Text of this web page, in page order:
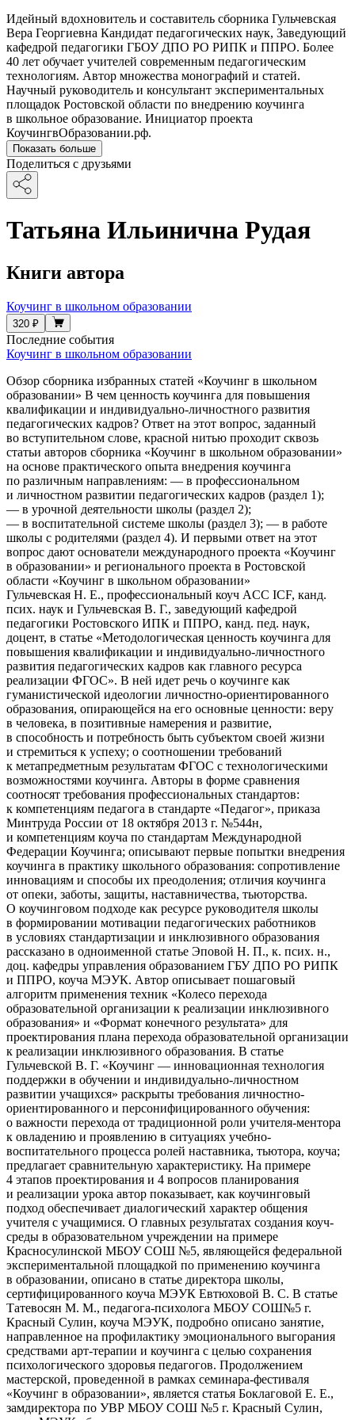
Идейный вдохновитель и составитель сборника Гульчевская
Вера Георгиевна Кандидат педагогических наук, Заведующий
кафедрой педагогики ГБОУ ДПО РО РИПК и ППРО. Более
40 лет обучает учителей современным педагогическим
технологиям. Автор множества монографий и статей.
Научный руководитель и консультант экспериментальных
площадок Ростовской области по внедрению коучинга
в школьное образование. Инициатор проекта
КоучингвОбразовании.рф.
Показать больше
Поделиться с друзьями
Татьяна Ильинична Рудая
Книги автора
Коучинг в школьном образовании
320 ₽
Последние события
Коучинг в школьном образовании
Обзор сборника избранных статей «Коучинг в школьном образовании» В чем ценность коучинга для повышения квалификации и индивидуально-личностного развития педагогических кадров? Ответ на этот вопрос, заданный во вступительном слове, красной нитью проходит сквозь статьи авторов сборника «Коучинг в школьном образовании» на основе практического опыта внедрения коучинга по различным направлениям: — в профессиональном и личностном развитии педагогических кадров (раздел 1); — в урочной деятельности школы (раздел 2); — в воспитательной системе школы (раздел 3); — в работе школы с родителями (раздел 4). И первыми ответ на этот вопрос дают основатели международного проекта «Коучинг в образовании» и регионального проекта в Ростовской области «Коучинг в школьном образовании» Гульчевская Н. Е., профессиональный коуч ACC ICF, канд. псих. наук и Гульчевская В. Г., заведующий кафедрой педагогики Ростовского ИПК и ППРО, канд. пед. наук, доцент, в статье «Методологическая ценность коучинга для повышения квалификации и индивидуально-личностного развития педагогических кадров как главного ресурса реализации ФГОС». В ней идет речь о коучинге как гуманистической идеологии личностно-ориентированного образования, опирающейся на его основные ценности: веру в человека, в позитивные намерения и развитие, в способность и потребность быть субъектом своей жизни и стремиться к успеху; о соотношении требований к метапредметным результатам ФГОС с технологическими возможностями коучинга. Авторы в форме сравнения соотносят требования профессиональных стандартов: к компетенциям педагога в стандарте «Педагог», приказа Минтруда России от 18 октября 2013 г. №544н, и компетенциям коуча по стандартам Международной Федерации Коучинга; описывают первые попытки внедрения коучинга в практику школьного образования: сопротивление инновациям и способы их преодоления; отличия коучинга от опеки, заботы, защиты, наставничества, тьюторства. О коучинговом подходе как ресурсе руководителя школы в формировании мотивации педагогических работников в условиях стандартизации и инклюзивного образования рассказано в одноименной статье Эповой Н. П., к. псих. н., доц. кафедры управления образованием ГБУ ДПО РО РИПК и ППРО, коуча МЭУК. Автор описывает пошаговый алгоритм применения техник «Колесо перехода образовательной организации к реализации инклюзивного образования» и «Формат конечного результата» для проектирования плана перехода образовательной организации к реализации инклюзивного образования. В статье Гульчевской В. Г. «Коучинг — инновационная технология поддержки в обучении и индивидуально-личностном развитии учащихся» раскрыты требования личностно-ориентированного и персонифицированного обучения: о важности перехода от традиционной роли учителя-ментора к овладению и проявлению в ситуациях учебно-воспитательного процесса ролей наставника, тьютора, коуча; предлагает сравнительную характеристику. На примере 4 этапов проектирования и 4 вопросов планирования и реализации урока автор показывает, как коучинговый подход обеспечивает диалогический характер общения учителя с учащимися. О главных результатах создания коуч-среды в образовательном учреждении на примере Красносулинской МБОУ СОШ №5, являющейся федеральной экспериментальной площадкой по применению коучинга в образовании, описано в статье директора школы, сертифицированного коуча МЭУК Евтюховой В. С. В статье Татевосян М. М., педагога-психолога МБОУ СОШ№5 г. Красный Сулин, коуча МЭУК, подробно описано занятие, направленное на профилактику эмоционального выгорания средствами арт-терапии и коучинга с целью сохранения психологического здоровья педагогов. Продолжением мастерской, проведенной в рамках семинара-фестиваля «Коучинг в образовании», является статья Боклаговой Е. Е., замдиректора по УВР МБОУ СОШ №5 г. Красный Сулин, коуча МЭУК об использовании интерактивного навигатора для работы с обучающимися разных образовательных потребностей. Навигатор создан и апробирован на базе школы, представлен на сайте «Коучинг в образовании» http://coachingineducation.ru/tezisy-vystupleniya-eleny-boklagovoj-individualnyj-marshrut-razvitiya-programma-podderzhki-odaryonnyx-detej-navigator/ Завершает первый раздел сборника статья «На позитивной волне коучинга: экологичная технология для эффективного управления собственной жизнью» Елисеевой Е. В., педагога -психолога МБОУ «Гимназия №117», г. Ростов-на-Дону, коуча МЭУК с описанием семишаговой стратегии самокоучинга (self-coaching) датского коуча и тренера Джека Макани, как одного из инструментов сопровождения человека на пути самообновления и самовосстановления. Второй раздел сборника о коучинге в урочной деятельности открывает статья «Модель педагогического сопровождения и поддержки обучающихся в ходе урока на основе коучингового подхода» Гульчевской В. Г., заведующей кафедрой педагогики ГБОУ ДПО РО РИПК и ППРО, к.п.н и Гульчевской Н. Е., коуча АСС ICF, к. пс. н. Речь в ней идет о тех задачах, которые общество предъявляет школе в вопросах формирования личности обучающегося и способах реализации этих задач в коучинговом подходе, как сущностном выражении методологии гуманистической педагогики, отвечающем признакам личностно-ориентированного обучения. Статья содержит обобщенную модель урока, в которой представлена сравнительная характеристика педагогического сопровождения и поддержки, осуществляемая учителем в позициях наставника, тьютора и коуча на каждом из этапов урока. Сценарий обобщающего урока по русскому языку в 9 классе по теме «Сложные предложения с разными видами союзной и бессоюзной связи», реализуемый на основе коучингового подхода, представлен учителем русского языка и литературы МБОУ Самарская СОШ №1 Азовского района Ростовской области Романенко А. Н. в одноименной статье. С примерами форм работы над решением задач с применением инструментов коучинга знакомит статья «Коучинговый подход в процессе обучения решению задач» Боклаговой Е. Е., учителя химии МБОУ СОШ №5 г. Красный Сулин, коуча МЭУК. Автором представлены такие инструменты, как «Формат конечного результата» в ситуации определения уровня усвоения знаний, «Шкала удовлетворенности» для оценки степени сформированности УУД, «Поддерживающая среда» и ряд других. Об опыте использования инструментов коучинга для развития регулятивных компетенций у первоклассников можно прочесть в статье учителя начальных классов МАОУ «Лицей №33» г. Ростова н/Д Колупаевой Е. А. Автор делится своими наблюдениями от участия в семинар-фестивале «Коучинг в школьном образовании» в мае 2015 года и вспоминает о том, как демонстрация динамики изменений детей в «Колесе развития», составленных первоклассниками на начало и конец учебного года, вдохновил участников на составление собственного «Колеса успеха». О задачах профессиональной деятельности учителя физической культуры и решении их инструментами коучинга, об опыте применения коучингового подхода при подготовке к соревнованиям в команде спортсменов подробно описано в статье «Воспитание будущих чемпионов в условиях физической подготовки в школе» Симонихиной Н.А, учителя физической культуры МБОУ СОШ №5, г. Красный Сулин. Больше о коучинге в воспитательной системе школы содержится в 3-м разделе сборника. В статье «Место коучинга в воспитательной системе школы» Гульчевская В. Г., заведующий кафедрой педагогики, ГБОУ ДПО РО РИПК и ППРО, канд. пед. наук и Рудая Т. И., доцент кафедры педагогики ГБОУ ДПО РО РИПК и ППРО, канд. пед. наук, рассматривают коучинг как один из эффективных инновационных подходов личностно-ориентированного обучения и технологию педагогического сопровождения ребенка в его индивидуально-личностном развитии; описывают принципы, методы и технологии осуществления поддержки; выделяют особенности коучингового подхода в реализации этих технологий; описывают способы и виды организации воспитательной работы классных руководителей с целью достижения результатов устойчивых воспитательных результатов на трех уровнях формирования компетентности обучающихся. О том, как благодаря коучинговому подходу реализуется воспитательная компонента в Красносулинской МБОУ СОШ №5; о создании системы непрерывной воспитательной работы и социализации обучающихся по всем значимым направлениям развития личности каждого воспитанника, можно узнать из статьи директора школы Евтюховой В. С. «Создание воспитывающей среды в школе на основе коучингового подхода». Как часто в вашем классе случаются чудеса? Объявите учебный год Годом Волшебника так, как это сделала Некрасова М. В., учитель начальных классов ГБОУ лицей №1158 г. Москва, коуч МЭУК, вооружитесь инструментами коучинга, и чудеса станут происходить чаще! О ярких и интересных событиях, новом опыте и позитивных переменах как в личности детей, так и собственной профессиональной деятельности читайте в статье автора «Год волшебника». О концептуальных основах и опыте интеграции коучинга и медиации в деятельности службы примирения на базе Красносулинской МБОУ СОШ№5 можно узнать из одноименной статьи Пуголь К. А., учителя английского языка, коуча МЭУК. Коучингу в работе школы с родителями посвящен 4 раздел сборника. Современные семьи сталкиваются с новыми и новыми проблемами, решить которые в одиночку непросто. Найти точки соприкосновения в общении с детьми становится труднее. Задача классного руководителя — оказать помощь семье в решении возникающих трудностей путем налаживания диалогического общения классного руководителя-коуча и родителей. О том, как это сделать, описывает Никитченко А. Л., учитель начальных классов МБОУСОШ №5,г. Красный Сулин, коуч МЭУК в статье «Активное применения коучингового подхода, как залог эффективного сотрудничества с родителями». О том, как коучинг дает возможность родителям научиться слушать и слышать друг друга и детей, договариваться с ними, быть с ними в сотворчестве, расти и изменяться вместе, описано в статье «Коуч-сессия для родителей» Каюткиной Н. В., учителя начальных классов МАОУ лицея №33 Г. Ростов-на-Дону. Автор описывает коуч-сессию c родительницей N, когда она пришла после уроков в слезах с письмом сына, и тех переменах,